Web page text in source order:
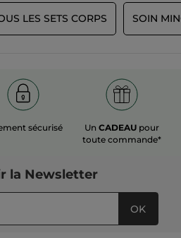
LES SETS CORPS SOIN
sécurisé UnCADEAU pour
toute commande*
la Newsletter
OK